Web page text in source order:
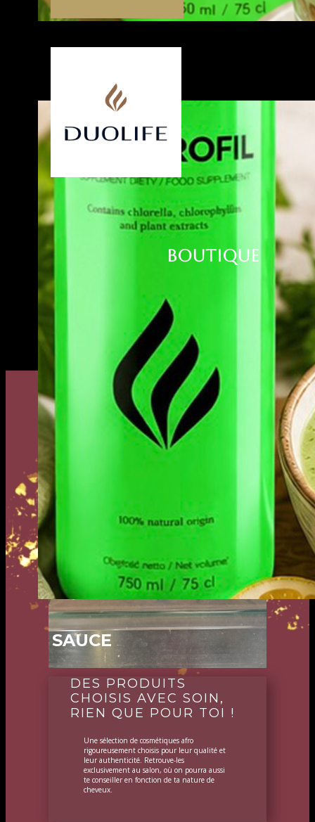
SAUCE
BOUTIQUE
DES PRODUITS
CHOISIS AVEC SOIN,
RIEN QUE POUR TOI !
Une sélection de cosmétiques afro
rigoureusement choisis pour leur qualité et
leur authenticité. Retrouve-les
exclusivement au salon, où on pourra aussi
te conseiller en fonction de ta nature de
cheveux.